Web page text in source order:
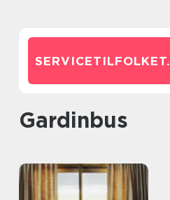
SERVICETILFOLKET.
gardinbus